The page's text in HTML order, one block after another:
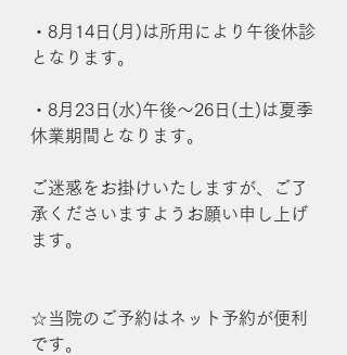
・8月14日(月)は所用により午後休診
となります。
・8月23日(水)午後〜26日(土)は夏季
休業期間となります。
ご迷惑をお掛けいたしますが、ご了
承くださいますようお願い申し上げ
ます。
☆当院のご予約はネット予約が便利
です。